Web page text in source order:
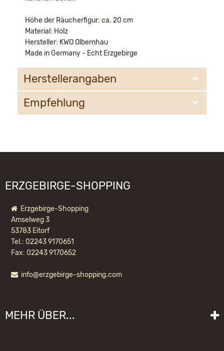
Höhe der Räucherfigur: ca. 20 cm
Material: Holz
Hersteller: KWO Olbernhau
Made in Germany - Echt Erzgebirge
Herstellerangaben
KWO Kunstgewerbe-Werkstätten Olbernhau GmbH
Empfehlung
ERZGEBIRGE-SHOPPING
Erzgebirge-Shopping
Amselweg 3
53783 Eitorf
Tel.: 02243 9170651
Fax: 02243 9170652
info@erzgebirge-shopping.com
MEHR ÜBER...